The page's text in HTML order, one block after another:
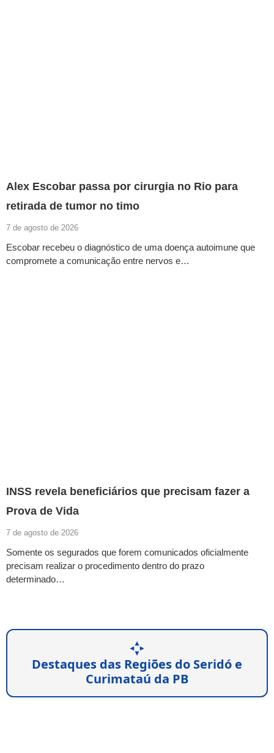
Alex Escobar passa por cirurgia no Rio para
retirada de tumor no timo
7 de agosto de 2026
Escobar recebeu o diagnóstico de uma doença autoimune que
compromete a comunicação entre nervos e…
INSS revela beneficiários que precisam fazer a
Prova de Vida
7 de agosto de 2026
Somente os segurados que forem comunicados oficialmente
precisam realizar o procedimento dentro do prazo
determinado…
Destaques das Regiões do Seridó e
Curimataú da PB